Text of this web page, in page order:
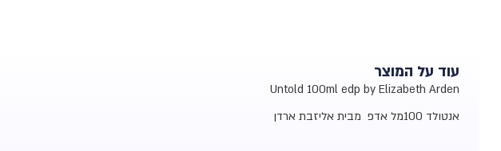
עוד על המוצר
Untold 100ml edp by Elizabeth Arden
אנטולד 100מל אדפ מבית אליזבת ארדן